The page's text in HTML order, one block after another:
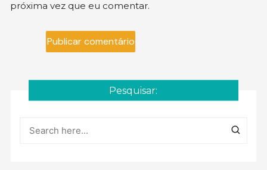
próxima vez que eu comentar.
Pesquisar: